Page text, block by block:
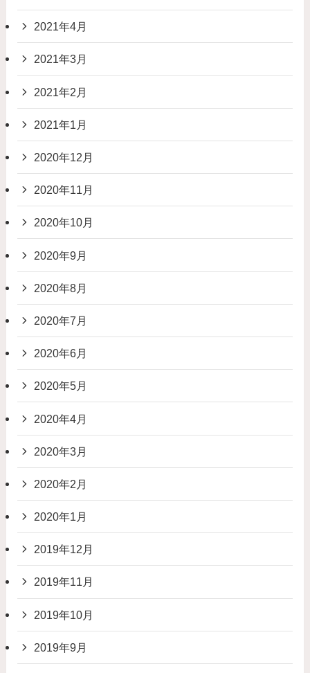
2021年4月
2021年3月
2021年2月
2021年1月
2020年12月
2020年11月
2020年10月
2020年9月
2020年8月
2020年7月
2020年6月
2020年5月
2020年4月
2020年3月
2020年2月
2020年1月
2019年12月
2019年11月
2019年10月
2019年9月